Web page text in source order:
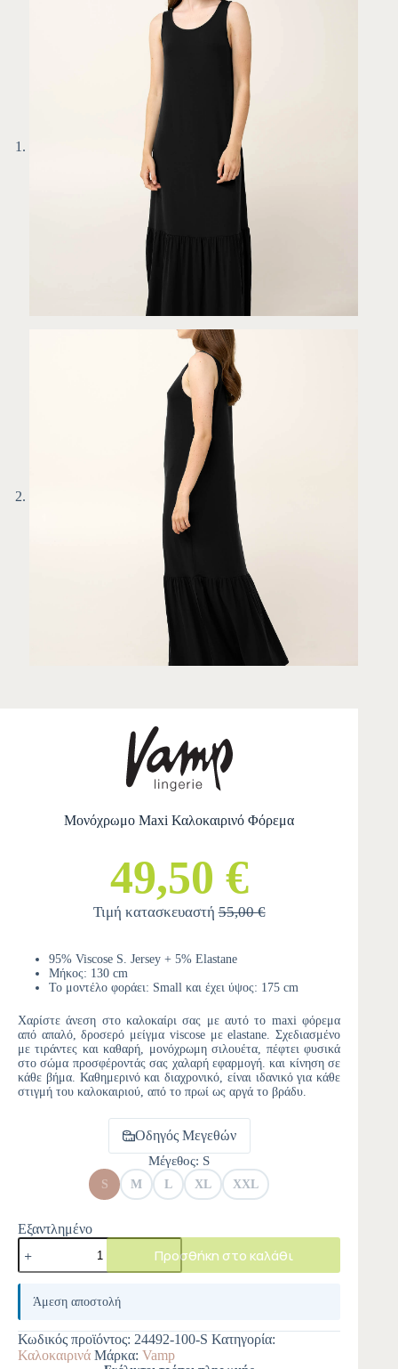
Μονόχρωμο Maxi Καλοκαιρινό Φόρεμα
49,50 €
Τιμή κατασκευαστή55,00 €
95% Viscose S. Jersey + 5% Elastane
Μήκος: 130 cm
Το μοντέλο φοράει: Small και έχει ύψος: 175 cm
Χαρίστε άνεση στο καλοκαίρι σας με αυτό το maxi φόρεμα
από απαλό, δροσερό μείγμα viscose με elastane. Σχεδιασμένο
με τιράντες και καθαρή, μονόχρωμη σιλουέτα, πέφτει φυσικά
στο σώμα προσφέροντάς σας χαλαρή εφαρμογή. και κίνηση σε
κάθε βήμα. Καθημερινό και διαχρονικό, είναι ιδανικό για κάθε
στιγμή του καλοκαιριού, από το πρωί ως αργά το βράδυ.
Οδηγός Μεγεθών
Μέγεθος: S
S M L XL XXL
Εξαντλημένο
Προσθήκη στο καλάθι
A
e
r
n
Άμεση αποστολή
Κωδικός προϊόντος: 24492-100-S Κατηγορία:
Καλοκαιρινά Μάρκα: Vamp